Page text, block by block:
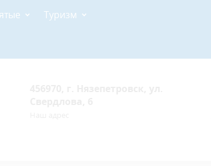
Туризм